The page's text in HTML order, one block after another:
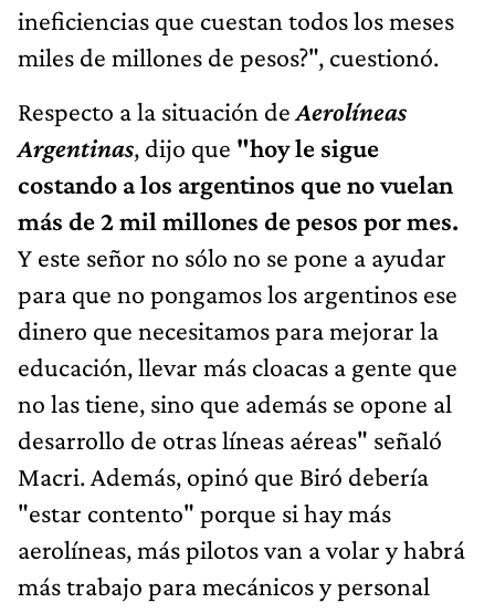
ineficiencias que cuestan todos los meses
miles de millones de pesos?", cuestionó.
Respecto a la situación deAerolíneas
Argentinas, dijo que "hoy le sigue
costando a los argentinos que no vuelan
más de 2 mil millones de pesos por mes.
Y este señor no sólo no se pone a ayudar
para que no pongamos los argentinos ese
dinero que necesitamos para mejorar la
educación, llevar más cloacas a gente que
no las tiene, sino que además se opone al
desarrollo de otras líneas aéreas" señaló
Macri. Además, opinó que Biró debería
"estar contento" porque si hay más
aerolíneas, más pilotos van a volar y habrá
más trabajo para mecánicos y personal